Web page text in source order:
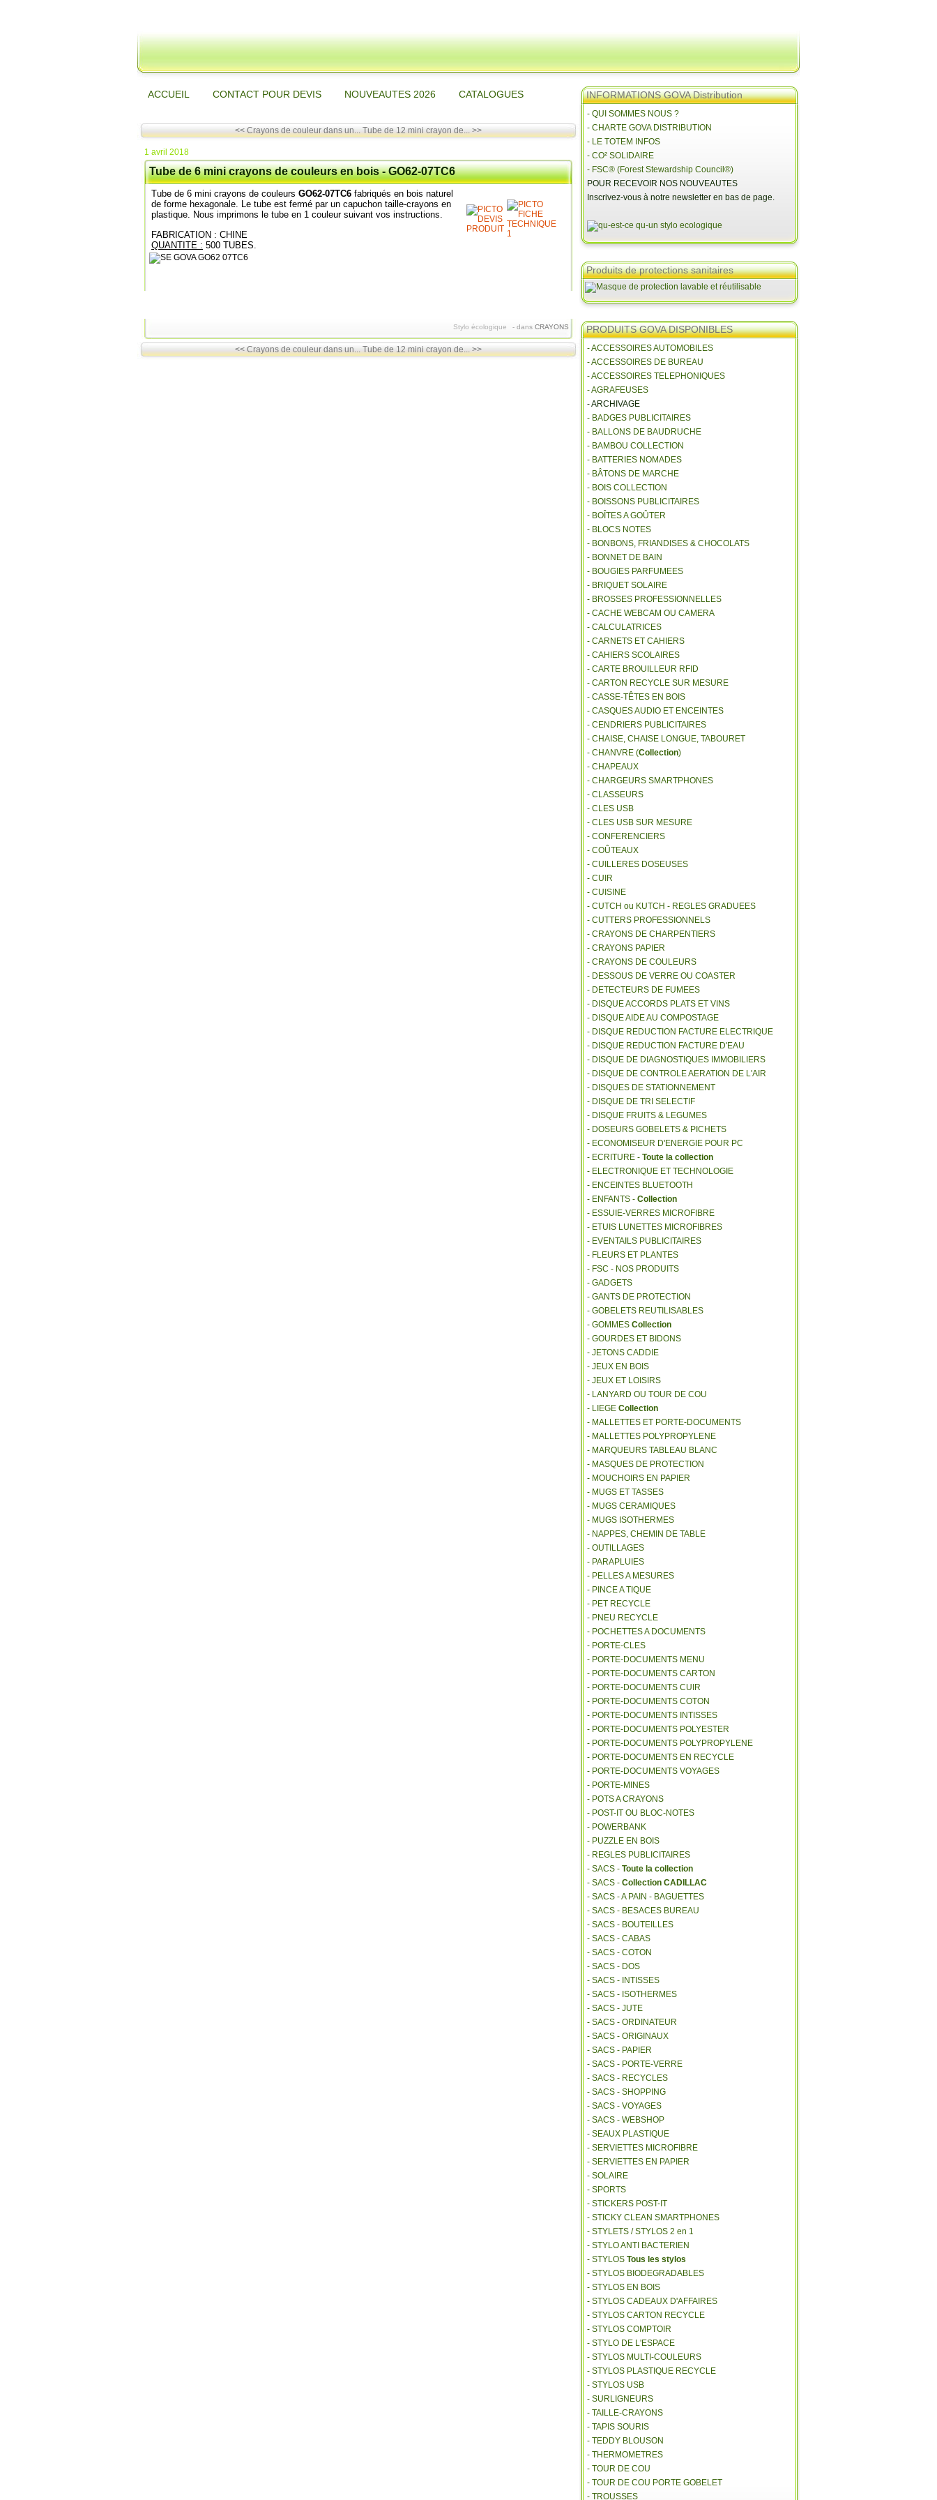
ACCUEIL CONTACT POUR DEVIS NOUVEAUTES 2026 CATALOGUES
<< Crayons de couleur dans un... Tube de 12 mini crayon de... >>
1 avril 2018
Tube de 6 mini crayons de couleurs en bois - GO62-07TC6
Tube de 6 mini crayons de couleurs GO62-07TC6 fabriqués en bois naturel
de forme hexagonale. Le tube est fermé par un capuchon taille-crayons en
plastique. Nous imprimons le tube en 1 couleur suivant vos instructions.
FABRICATION : CHINE
QUANTITE : 500 TUBES.
Stylo écologique - dans CRAYONS
<< Crayons de couleur dans un... Tube de 12 mini crayon de... >>
INFORMATIONS GOVA Distribution
- QUI SOMMES NOUS ?
- CHARTE GOVA DISTRIBUTION
- LE TOTEM INFOS
- CO² SOLIDAIRE
- FSC® (Forest Stewardship Council®)
POUR RECEVOIR NOS NOUVEAUTES
Inscrivez-vous à notre newsletter en bas de page.
Produits de protections sanitaires
PRODUITS GOVA DISPONIBLES
- ACCESSOIRES AUTOMOBILES
- ACCESSOIRES DE BUREAU
- ACCESSOIRES TELEPHONIQUES
- AGRAFEUSES
- ARCHIVAGE
- BADGES PUBLICITAIRES
- BALLONS DE BAUDRUCHE
- BAMBOU COLLECTION
- BATTERIES NOMADES
- BÂTONS DE MARCHE
- BOIS COLLECTION
- BOISSONS PUBLICITAIRES
- BOÎTES A GOÛTER
- BLOCS NOTES
- BONBONS, FRIANDISES & CHOCOLATS
- BONNET DE BAIN
- BOUGIES PARFUMEES
- BRIQUET SOLAIRE
- BROSSES PROFESSIONNELLES
- CACHE WEBCAM OU CAMERA
- CALCULATRICES
- CARNETS ET CAHIERS
- CAHIERS SCOLAIRES
- CARTE BROUILLEUR RFID
- CARTON RECYCLE SUR MESURE
- CASSE-TÊTES EN BOIS
- CASQUES AUDIO ET ENCEINTES
- CENDRIERS PUBLICITAIRES
- CHAISE, CHAISE LONGUE, TABOURET
- CHANVRE (Collection)
- CHAPEAUX
- CHARGEURS SMARTPHONES
- CLASSEURS
- CLES USB
- CLES USB SUR MESURE
- CONFERENCIERS
- COÛTEAUX
- CUILLERES DOSEUSES
- CUIR
- CUISINE
- CUTCH ou KUTCH - REGLES GRADUEES
- CUTTERS PROFESSIONNELS
- CRAYONS DE CHARPENTIERS
- CRAYONS PAPIER
- CRAYONS DE COULEURS
- DESSOUS DE VERRE OU COASTER
- DETECTEURS DE FUMEES
- DISQUE ACCORDS PLATS ET VINS
- DISQUE AIDE AU COMPOSTAGE
- DISQUE REDUCTION FACTURE ELECTRIQUE
- DISQUE REDUCTION FACTURE D'EAU
- DISQUE DE DIAGNOSTIQUES IMMOBILIERS
- DISQUE DE CONTROLE AERATION DE L'AIR
- DISQUES DE STATIONNEMENT
- DISQUE DE TRI SELECTIF
- DISQUE FRUITS & LEGUMES
- DOSEURS GOBELETS & PICHETS
- ECONOMISEUR D'ENERGIE POUR PC
- ECRITURE - Toute la collection
- ELECTRONIQUE ET TECHNOLOGIE
- ENCEINTES BLUETOOTH
- ENFANTS - Collection
- ESSUIE-VERRES MICROFIBRE
- ETUIS LUNETTES MICROFIBRES
- EVENTAILS PUBLICITAIRES
- FLEURS ET PLANTES
- FSC - NOS PRODUITS
- GADGETS
- GANTS DE PROTECTION
- GOBELETS REUTILISABLES
- GOMMES Collection
- GOURDES ET BIDONS
- JETONS CADDIE
- JEUX EN BOIS
- JEUX ET LOISIRS
- LANYARD OU TOUR DE COU
- LIEGE Collection
- MALLETTES ET PORTE-DOCUMENTS
- MALLETTES POLYPROPYLENE
- MARQUEURS TABLEAU BLANC
- MASQUES DE PROTECTION
- MOUCHOIRS EN PAPIER
- MUGS ET TASSES
- MUGS CERAMIQUES
- MUGS ISOTHERMES
- NAPPES, CHEMIN DE TABLE
- OUTILLAGES
- PARAPLUIES
- PELLES A MESURES
- PINCE A TIQUE
- PET RECYCLE
- PNEU RECYCLE
- POCHETTES A DOCUMENTS
- PORTE-CLES
- PORTE-DOCUMENTS MENU
- PORTE-DOCUMENTS CARTON
- PORTE-DOCUMENTS CUIR
- PORTE-DOCUMENTS COTON
- PORTE-DOCUMENTS INTISSES
- PORTE-DOCUMENTS POLYESTER
- PORTE-DOCUMENTS POLYPROPYLENE
- PORTE-DOCUMENTS EN RECYCLE
- PORTE-DOCUMENTS VOYAGES
- PORTE-MINES
- POTS A CRAYONS
- POST-IT OU BLOC-NOTES
- POWERBANK
- PUZZLE EN BOIS
- REGLES PUBLICITAIRES
- SACS - Toute la collection
- SACS - Collection CADILLAC
- SACS - A PAIN - BAGUETTES
- SACS - BESACES BUREAU
- SACS - BOUTEILLES
- SACS - CABAS
- SACS - COTON
- SACS - DOS
- SACS - INTISSES
- SACS - ISOTHERMES
- SACS - JUTE
- SACS - ORDINATEUR
- SACS - ORIGINAUX
- SACS - PAPIER
- SACS - PORTE-VERRE
- SACS - RECYCLES
- SACS - SHOPPING
- SACS - VOYAGES
- SACS - WEBSHOP
- SEAUX PLASTIQUE
- SERVIETTES MICROFIBRE
- SERVIETTES EN PAPIER
- SOLAIRE
- SPORTS
- STICKERS POST-IT
- STICKY CLEAN SMARTPHONES
- STYLETS / STYLOS 2 en 1
- STYLO ANTI BACTERIEN
- STYLOS Tous les stylos
- STYLOS BIODEGRADABLES
- STYLOS EN BOIS
- STYLOS CADEAUX D'AFFAIRES
- STYLOS CARTON RECYCLE
- STYLOS COMPTOIR
- STYLO DE L'ESPACE
- STYLOS MULTI-COULEURS
- STYLOS PLASTIQUE RECYCLE
- STYLOS USB
- SURLIGNEURS
- TAILLE-CRAYONS
- TAPIS SOURIS
- TEDDY BLOUSON
- THERMOMETRES
- TOUR DE COU
- TOUR DE COU PORTE GOBELET
- TROUSSES